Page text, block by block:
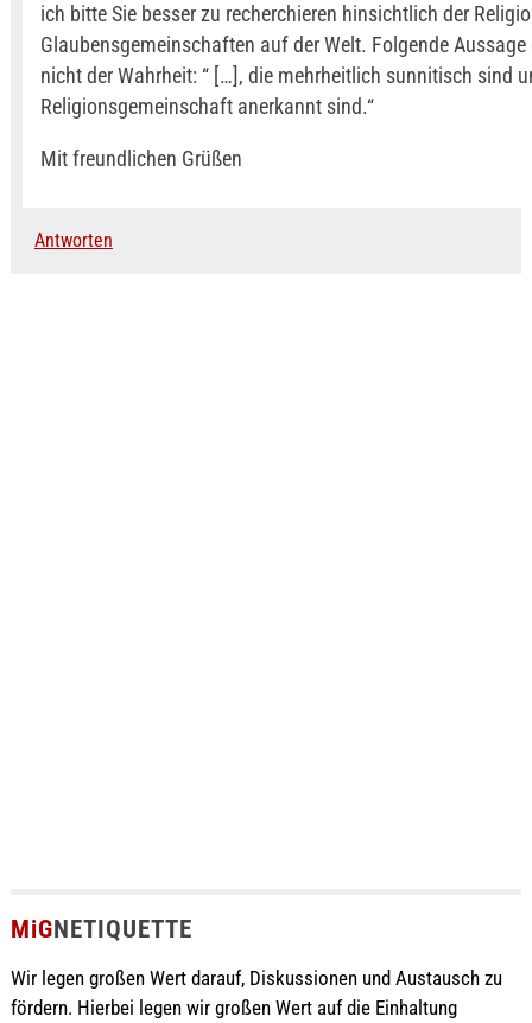
ich bitte Sie besser zu recherchieren hinsichtlich der
Glaubensgemeinschaften auf der Welt. Folgende
nicht der Wahrheit: “ […], die mehrheitlich sunnitisch sind
Religionsgemeinschaft anerkannt sind.“
Mit freundlichen Grüßen
Antworten
MiGNETIQUETTE
Wir legen großen Wert darauf, Diskussionen und Austausch zu
fördern. Hierbei legen wir großen Wert auf die Einhaltung